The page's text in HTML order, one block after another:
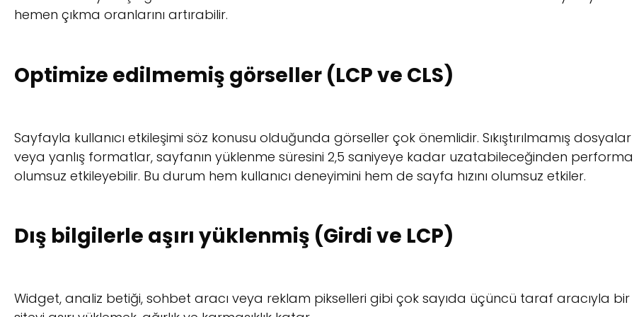
hemen çıkma oranlarını artırabilir.
Optimize edilmemiş görseller (LCP ve CLS)
Sayfayla kullanıcı etkileşimi söz konusu olduğunda görseller çok önemlidir. Sıkıştırılmamış dosyalar
veya yanlış formatlar, sayfanın yüklenme süresini 2,5 saniyeye kadar uzatabileceğinden
olumsuz etkileyebilir. Bu durum hem kullanıcı deneyimini hem de sayfa hızını olumsuz etkiler.
Dış bilgilerle aşırı yüklenmiş (Girdi ve LCP)
Widget, analiz betiği, sohbet aracı veya reklam pikselleri gibi çok sayıda üçüncü taraf aracıyla bir